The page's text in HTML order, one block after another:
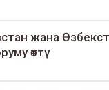
жана
өттү